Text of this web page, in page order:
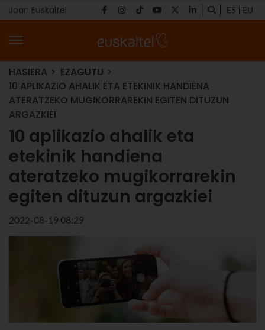
Joan Euskaltel ES EU
HASIERA
EZAGUTU
10 APLIKAZIO AHALIK ETA ETEKINIK HANDIENA
ATERATZEKO MUGIKORRAREKIN EGITEN DITUZUN
ARGAZKIEI
10 aplikazio ahalik eta
etekinik handiena
ateratzeko mugikorrarekin
egiten dituzun argazkiei
2022-08-19 08:29